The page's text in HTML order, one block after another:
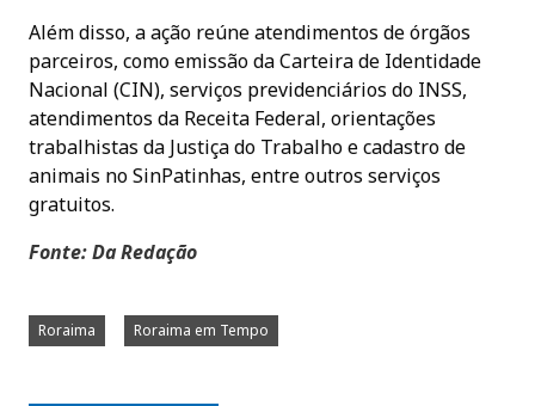
Além disso, a ação reúne atendimentos de órgãos
parceiros, como emissão da Carteira de Identidade
Nacional (CIN), serviços previdenciários do INSS,
atendimentos da Receita Federal, orientações
trabalhistas da Justiça do Trabalho e cadastro de
animais no SinPatinhas, entre outros serviços
gratuitos.
Fonte: Da Redação
Roraima Roraima em Tempo